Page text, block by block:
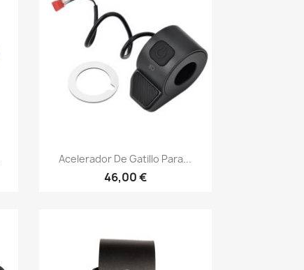
Vista rápida
Acelerador De Gatillo Para...
46,00 €